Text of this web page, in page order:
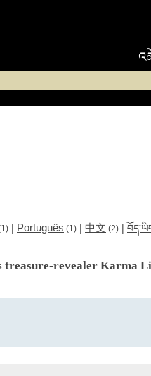
| Português (1) | 中文 (2) |
treasure-revealer Karma